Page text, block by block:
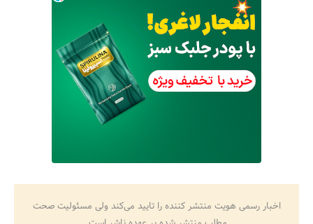
اخبار رسمی هویت منتشر کننده را تایید می‌کند ولی مسئولیت صحت